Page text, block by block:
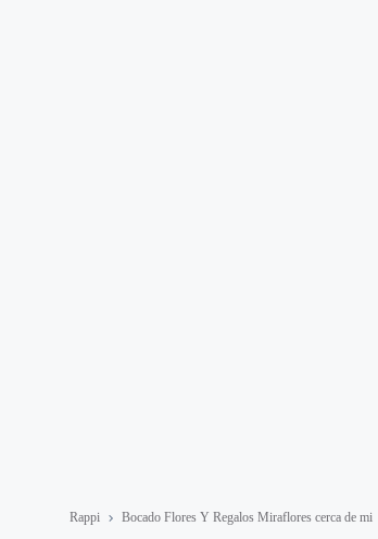
Rappi Bocado Flores Y Regalos Miraflores cerca de mi